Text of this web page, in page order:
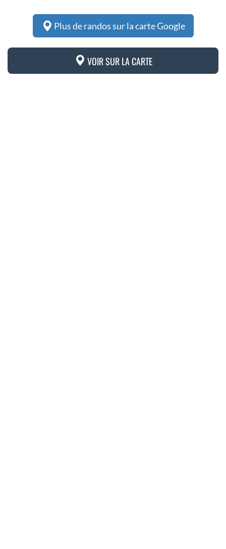
Plus de randos sur la carte Google
VOIR SUR LA CARTE